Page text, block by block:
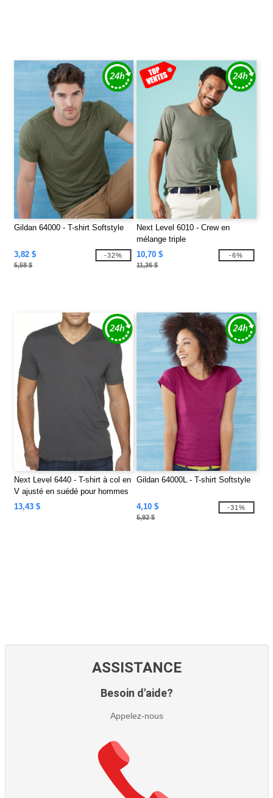
Gildan 64000 - T-shirt Softstyle
3,82 $
5,58 $
-32%
Next Level 6010 - Crew en
mélange triple
10,70 $
11,36 $
-6%
Next Level 6440 - T-shirt à col en
V ajusté en suédé pour hommes
Premium
13,43 $
Gildan 64000L - T-shirt Softstyle
4,10 $
5,92 $
-31%
ASSISTANCE
Besoin d'aide?
Appelez-nous